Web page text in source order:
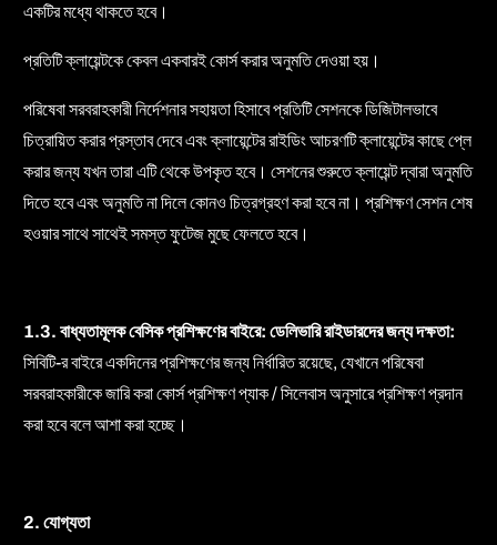
একটির মধ্যে থাকতে হবে।
প্রতিটি ক্লায়েন্টকে কেবল একবারই কোর্স করার অনুমতি দেওয়া হয়।
পরিষেবা সরবরাহকারী নির্দেশনার সহায়তা হিসাবে প্রতিটি সেশনকে ডিজিটালভাবে
চিত্রায়িত করার প্রস্তাব দেবে এবং ক্লায়েন্টের রাইডিং আচরণটি ক্লায়েন্টের কাছে প্লে
করার জন্য যখন তারা এটি থেকে উপকৃত হবে। সেশনের শুরুতে ক্লায়েন্ট দ্বারা অনুমতি
দিতে হবে এবং অনুমতি না দিলে কোনও চিত্রগ্রহণ করা হবে না। প্রশিক্ষণ সেশন শেষ
হওয়ার সাথে সাথেই সমস্ত ফুটেজ মুছে ফেলতে হবে।
1.3. বাধ্যতামূলক বেসিক প্রশিক্ষণের বাইরে: ডেলিভারি রাইডারদের জন্য দক্ষতা:
সিবিটি-র বাইরে একদিনের প্রশিক্ষণের জন্য নির্ধারিত রয়েছে, যেখানে পরিষেবা
সরবরাহকারীকে জারি করা কোর্স প্রশিক্ষণ প্যাক / সিলেবাস অনুসারে প্রশিক্ষণ প্রদান
করা হবে বলে আশা করা হচ্ছে।
2. যোগ্যতা